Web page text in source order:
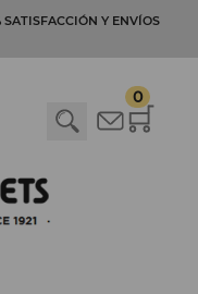
Y ENVÍOS
0